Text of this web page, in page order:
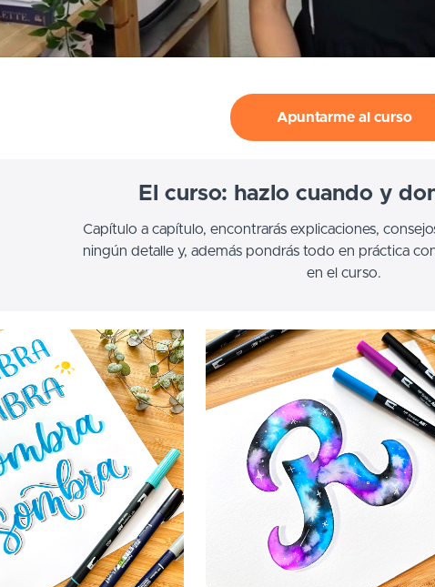
Apuntarme al curso
El curso: hazlo cuando y
Capítulo a capítulo, encontrarás explicaciones,
ningún detalle y, además pondrás todo en práctica
en el curso.